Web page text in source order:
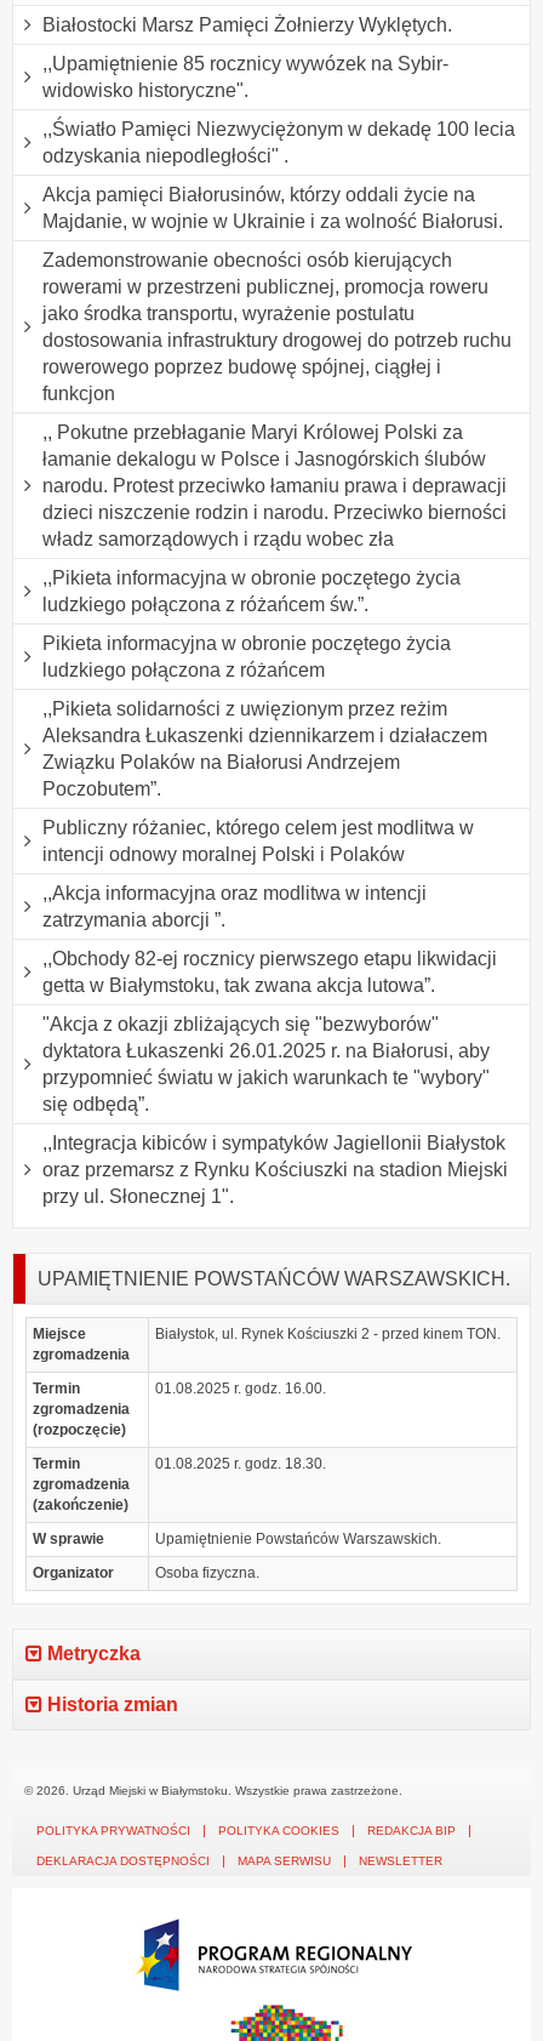
Białostocki Marsz Pamięci Żołnierzy Wyklętych.
,,Upamiętnienie 85 rocznicy wywózek na Sybir-
widowisko historyczne".
,,Światło Pamięci Niezwyciężonym w dekadę 100 lecia
odzyskania niepodległości" .
Akcja pamięci Białorusinów, którzy oddali życie na
Majdanie, w wojnie w Ukrainie i za wolność Białorusi.
Zademonstrowanie obecności osób kierujących
rowerami w przestrzeni publicznej, promocja roweru
jako środka transportu, wyrażenie postulatu
dostosowania infrastruktury drogowej do potrzeb ruchu
rowerowego poprzez budowę spójnej, ciągłej i
funkcjon
,, Pokutne przebłaganie Maryi Królowej Polski za
łamanie dekalogu w Polsce i Jasnogórskich ślubów
narodu. Protest przeciwko łamaniu prawa i deprawacji
dzieci niszczenie rodzin i narodu. Przeciwko bierności
władz samorządowych i rządu wobec zła
,,Pikieta informacyjna w obronie poczętego życia
ludzkiego połączona z różańcem św.”.
Pikieta informacyjna w obronie poczętego życia
ludzkiego połączona z różańcem
,,Pikieta solidarności z uwięzionym przez reżim
Aleksandra Łukaszenki dziennikarzem i działaczem
Związku Polaków na Białorusi Andrzejem
Poczobutem”.
Publiczny różaniec, którego celem jest modlitwa w
intencji odnowy moralnej Polski i Polaków
,,Akcja informacyjna oraz modlitwa w intencji
zatrzymania aborcji ”.
,,Obchody 82-ej rocznicy pierwszego etapu likwidacji
getta w Białymstoku, tak zwana akcja lutowa”.
"Akcja z okazji zbliżających się "bezwyborów"
dyktatora Łukaszenki 26.01.2025 r. na Białorusi, aby
przypomnieć światu w jakich warunkach te "wybory"
się odbędą”.
,,Integracja kibiców i sympatyków Jagiellonii Białystok
oraz przemarsz z Rynku Kościuszki na stadion Miejski
przy ul. Słonecznej 1".
UPAMIĘTNIENIE POWSTAŃCÓW WARSZAWSKICH.
Miejsce
zgromadzenia
Białystok, ul. Rynek Kościuszki 2 - przed kinem TON.
Termin
zgromadzenia
(rozpoczęcie)
01.08.2025 r. godz. 16.00.
Termin
zgromadzenia
(zakończenie)
01.08.2025 r. godz. 18.30.
W sprawie
Upamiętnienie Powstańców Warszawskich.
Organizator
Osoba fizyczna.
Metryczka
Historia zmian
© 2026. Urząd Miejski w Białymstoku. Wszystkie prawa zastrzeżone.
POLITYKA PRYWATNOŚCI POLITYKA COOKIES REDAKCJA BIP
DEKLARACJA DOSTĘPNOŚCI MAPA SERWISU NEWSLETTER